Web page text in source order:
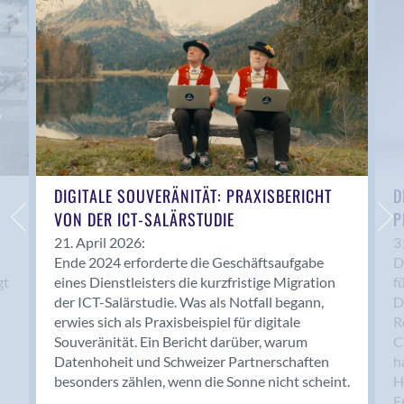
Anwil
Appenzell
Au SG
Baar
Baden
Balsthal
Balzers
Basel
Bassersdorf
Belp
Bendern
Benken (SG)
Bergdietikon
Berlin
Bern
Bern - Liebefeld
DIGITALE SOUVERÄNITÄT: PRAXISBERICHT
VON DER ICT-SALÄRSTUDIE
21. April 2026:
Ende 2024 erforderte die Geschäftsaufgabe
eines Dienstleisters die kurzfristige Migration
der ICT-Salärstudie. Was als Notfall begann,
erwies sich als Praxisbeispiel für digitale
Souveränität. Ein Bericht darüber, warum
Datenhoheit und Schweizer Partnerschaften
besonders zählen, wenn die Sonne nicht scheint.